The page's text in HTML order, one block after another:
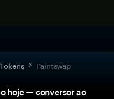
Paintswap
hoje — conversor ao